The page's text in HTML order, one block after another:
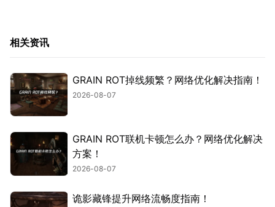
相关资讯
GRAIN ROT掉线频繁？网络优化解决指南！
2026-08-07
GRAIN ROT联机卡顿怎么办？网络优化解决
方案！
2026-08-07
诡影藏锋提升网络流畅度指南！